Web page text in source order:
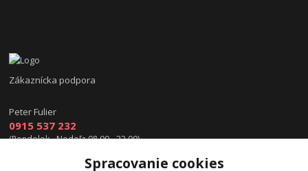
Zákaznícka podpora
Peter Fulier
0915 537 232
(Pondelok - Nedeľa 08.00 - 22.00)
info@hokejexpert.sk
Spracovanie cookies